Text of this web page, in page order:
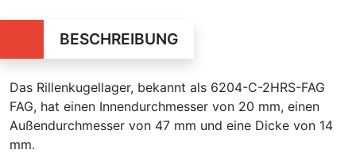
BESCHREIBUNG
Das Rillenkugellager, bekannt als 6204-C-2HRS-FAG
FAG, hat einen Innendurchmesser von 20 mm, einen
Außendurchmesser von 47 mm und eine Dicke von 14
mm.